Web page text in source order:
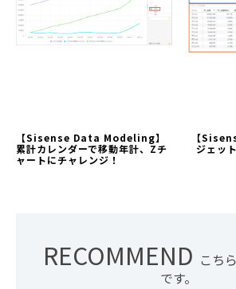
【Sisense Data Modeling】
累計カレンダーで移動年計、Zチ
ャートにチャレンジ！
【
ジェッ
RECOMMEND こち
です。